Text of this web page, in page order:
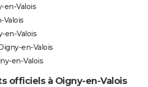
en-Valois
Valois
en-Valois
en-Valois
en-Valois
officiels à Oigny-en-Valois